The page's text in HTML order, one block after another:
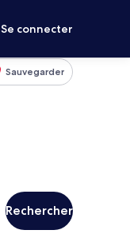
Se connecter
Sauvegarder
Rechercher